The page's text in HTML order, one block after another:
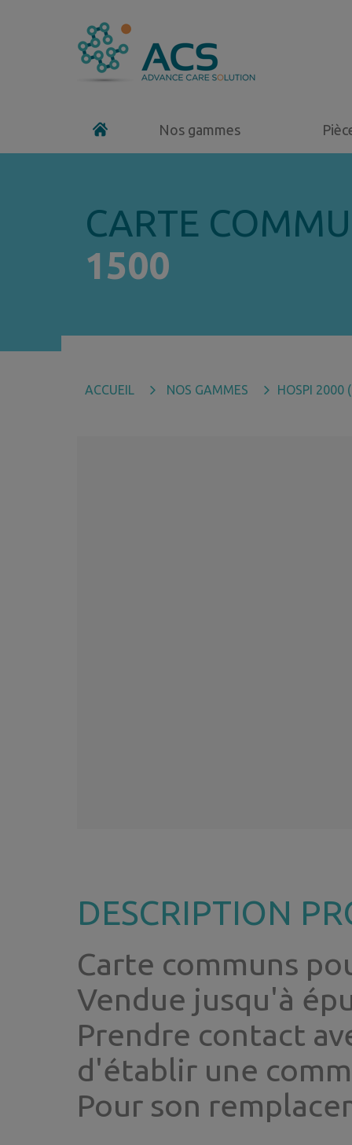
Nos gammes
CARTE
1500
ACCUEIL NOS GAMMES HOSPI 2000
DESCRIPTION
Carte communs
Vendue jusqu'à
Prendre contact
d'établir une
Pour son